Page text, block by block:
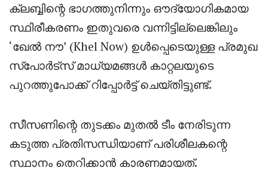
ക്ലബ്ബിന്റെ ഭാഗത്തുനിന്നും ഔദ്യോഗികമായ
സ്ഥിരീകരണം ഇതുവരെ വന്നിട്ടില്ലെങ്കിലും
‘ഖേൽ നൗ’ (Khel Now) ഉൾപ്പെടെയുള്ള പ്രമുഖ
സ്പോർട്സ് മാധ്യമങ്ങൾ കാറ്റലയുടെ
പുറത്തുപോക്ക് റിപ്പോർട്ട് ചെയ്തിട്ടുണ്ട്.
സീസണിന്റെ തുടക്കം മുതൽ ടീം നേരിടുന്ന
കടുത്ത പ്രതിസന്ധിയാണ് പരിശീലകന്റെ
സ്ഥാനം തെറിക്കാൻ കാരണമായത്.